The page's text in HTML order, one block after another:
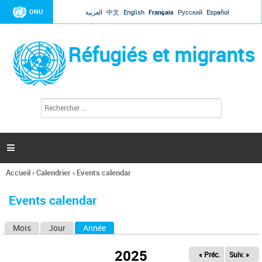
Jump to navigation
ONU العربية 中文 English Français Русский Español
Réfugiés et migrants
l
c
h
e

Vous
ici
Accueil›Calendrier› Events calendar
Events calendar
Mois Jour Année
2025 « Préc. Suiv. »